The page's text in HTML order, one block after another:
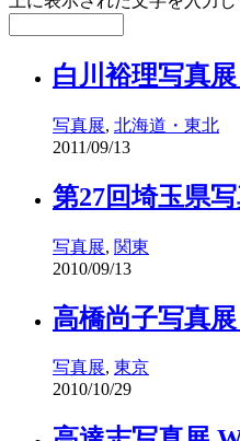
白川裕理写真
写真展, 北海道・東北
2011/09/13
第27回埼玉県
写真展, 関東
2010/09/13
高橋尚子写真
写真展, 東京
2010/10/29